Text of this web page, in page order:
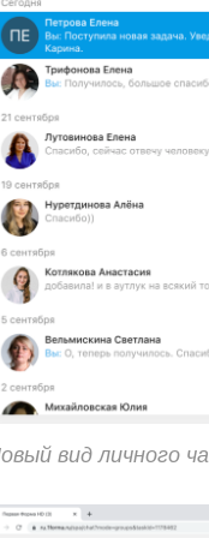
вид личного